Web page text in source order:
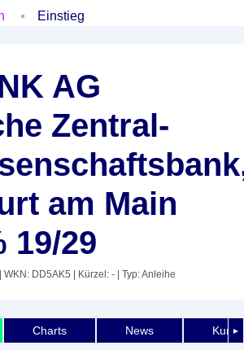
Einstieg
AG
Zentral-
am Main
19/29
| WKN: DD5AK5 | Kürzel: - | Typ: Anleihe
►
Charts News